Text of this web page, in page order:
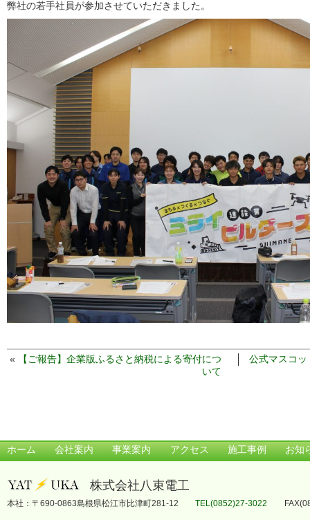
弊社の若手社員が参加させていただきました。
«
【ご報告】企業版ふるさと納税による寄付につ
いて
公式マスコ
ホーム 会社案内 事業案内 アクセス 施工事例 お知
株式会社八束電工
本社：〒690-0863島根県松江市比津町281-12 TEL(0852)27-3022